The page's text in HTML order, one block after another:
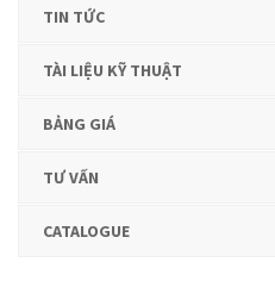
TIN TỨC
TÀI LIỆU KỸ THUẬT
BẢNG GIÁ
TƯ VẤN
CATALOGUE